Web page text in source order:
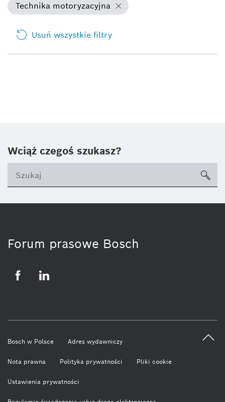
Technika motoryzacyjna
Usuń wszystkie filtry
Wciąż czegoś szukasz?
Forum prasowe Bosch
Bosch w Polsce Adres wydawniczy
Nota prawna Polityka prywatności Pliki cookie
Ustawienia prywatności